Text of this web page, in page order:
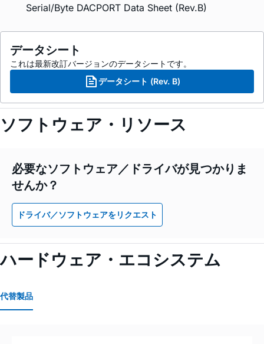
Serial/Byte DACPORT Data Sheet (Rev.B)
データシート
これは最新改訂バージョンのデータシートです。
データシート (Rev. B)
ソフトウェア・リソース
必要なソフトウェア／ドライバが見つかりま
せんか？
ドライバ／ソフトウェアをリクエスト
ハードウェア・エコシステム
代替製品